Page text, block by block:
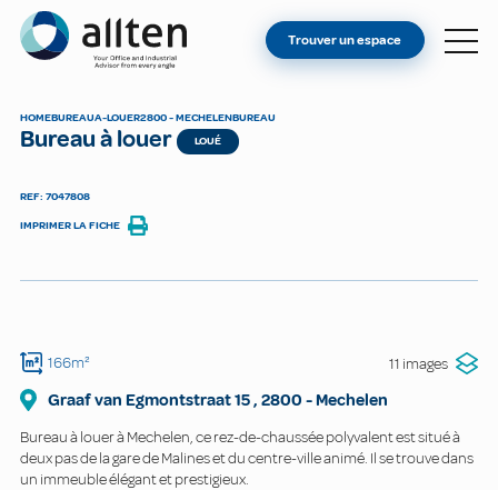
Allten
TROUVER UN ESPACE
CONTACT
Trouver un espace
HOMEBUREAUA-LOUER2800 - MECHELENBUREAU
Bureau à louer LOUÉ
REF: 7047808
IMPRIMER LA FICHE
166m² 11 images
Graaf van Egmontstraat15, 2800 -Mechelen
Bureau à louer à Mechelen, ce rez-de-chaussée polyvalent est situé à
deux pas de la gare de Malines et du centre-ville animé. Il se trouve dans
un immeuble élégant et prestigieux.